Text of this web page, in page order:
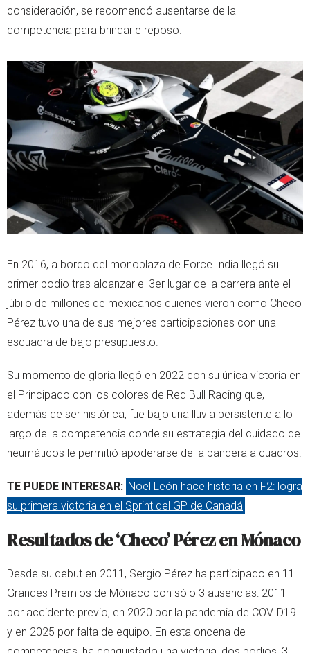
consideración, se recomendó ausentarse de la
competencia para brindarle reposo.
En 2016, a bordo del monoplaza de Force India llegó su
primer podio tras alcanzar el 3er lugar de la carrera ante el
júbilo de millones de mexicanos quienes vieron como Checo
Pérez tuvo una de sus mejores participaciones con una
escuadra de bajo presupuesto.
Su momento de gloria llegó en 2022 con su única victoria en
el Principado con los colores de Red Bull Racing que,
además de ser histórica, fue bajo una lluvia persistente a lo
largo de la competencia donde su estrategia del cuidado de
neumáticos le permitió apoderarse de la bandera a cuadros.
TE PUEDE INTERESAR: Noel León hace historia en F2: logra
su primera victoria en el Sprint del GP de Canadá
Resultados de ‘Checo’ Pérez en Mónaco
Desde su debut en 2011, Sergio Pérez ha participado en 11
Grandes Premios de Mónaco con sólo 3 ausencias: 2011
por accidente previo, en 2020 por la pandemia de COVID19
y en 2025 por falta de equipo. En esta oncena de